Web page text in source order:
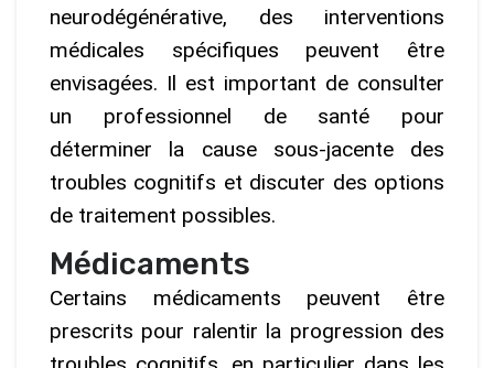
neurodégénérative, des interventions
médicales spécifiques peuvent être
envisagées. Il est important de consulter
un professionnel de santé pour
déterminer la cause sous-jacente des
troubles cognitifs et discuter des options
de traitement possibles.
Médicaments
Certains médicaments peuvent être
prescrits pour ralentir la progression des